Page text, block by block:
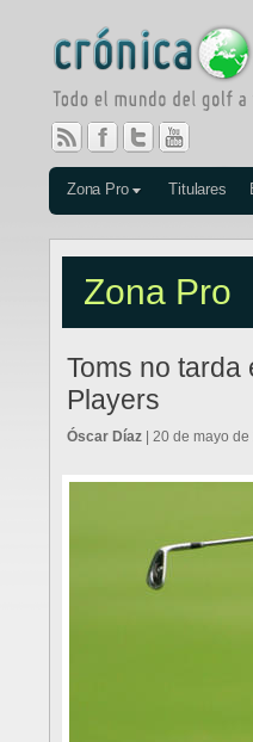
Zona Pro Titulares
Zona Pro
Toms no tarda
Players
Óscar Díaz | 20 de mayo de